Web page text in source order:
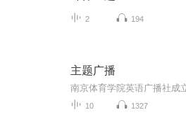
2 194
主题广播
10 1327